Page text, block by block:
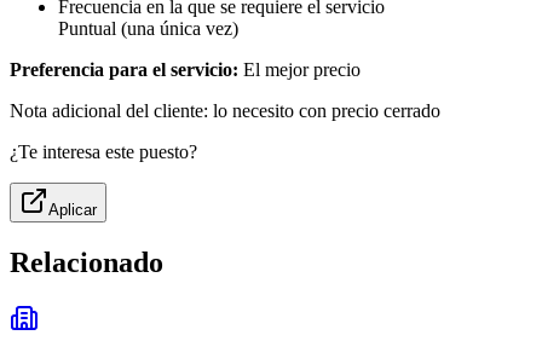
Frecuencia en la que se requiere el servicio
Puntual (una única vez)
Preferencia para el servicio: El mejor precio
Nota adicional del cliente: lo necesito con precio cerrado
¿Te interesa este puesto?
Aplicar
Relacionado